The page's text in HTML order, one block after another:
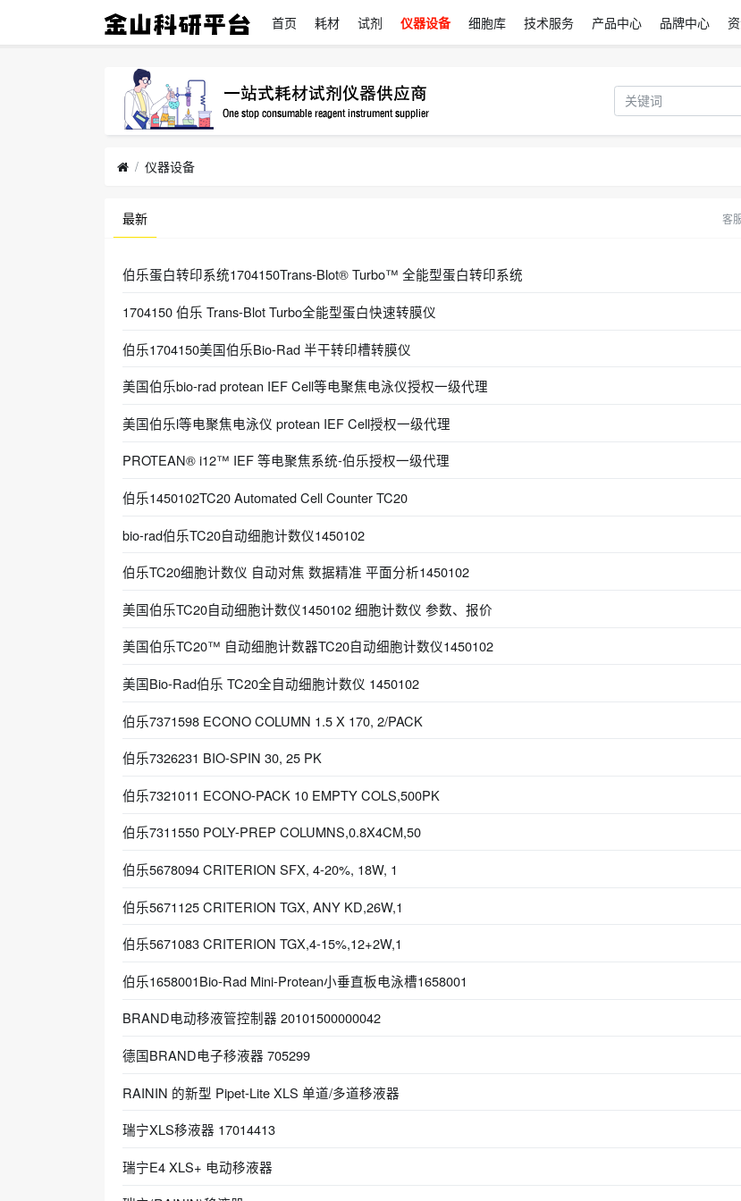
首页 耗材 试剂 仪器设备 细胞库 技术服务 产品中心 品牌中心
仪器设备
最新 客
伯乐蛋白转印系统1704150Trans-Blot® Turbo™ 全能型蛋白转印系统
​1704150 伯乐 Trans-Blot Turbo全能型蛋白快速转膜仪
伯乐1704150美国伯乐Bio-Rad 半干转印槽转膜仪
美国伯乐bio-rad protean IEF Cell等电聚焦电泳仪授权一级代理
美国伯乐l等电聚焦电泳仪 protean IEF Cell授权一级代理
PROTEAN® i12™ IEF 等电聚焦系统-伯乐授权一级代理
伯乐1450102TC20 Automated Cell Counter TC20
bio-rad伯乐TC20自动细胞计数仪1450102
伯乐TC20细胞计数仪 自动对焦 数据精准 平面分析1450102
美国伯乐TC20自动细胞计数仪1450102 细胞计数仪 参数、报价
美国伯乐TC20™ 自动细胞计数器TC20自动细胞计数仪1450102
美国Bio-Rad伯乐 TC20全自动细胞计数仪 1450102
伯乐7371598 ECONO COLUMN 1.5 X 170, 2/PACK
伯乐7326231 BIO-SPIN 30, 25 PK
伯乐7321011 ECONO-PACK 10 EMPTY COLS,500PK
伯乐7311550 POLY-PREP COLUMNS,0.8X4CM,50
伯乐5678094 CRITERION SFX, 4-20%, 18W, 1
伯乐5671125 CRITERION TGX, ANY KD,26W,1
伯乐5671083 CRITERION TGX,4-15%,12+2W,1
伯乐1658001Bio-Rad Mini-Protean小垂直板电泳槽1658001
BRAND电动移液管控制器 20101500000042
德国BRAND电子移液器 705299
RAININ 的新型 Pipet-Lite XLS 单道/多道移液器
瑞宁XLS移液器 17014413
瑞宁E4 XLS+ 电动移液器